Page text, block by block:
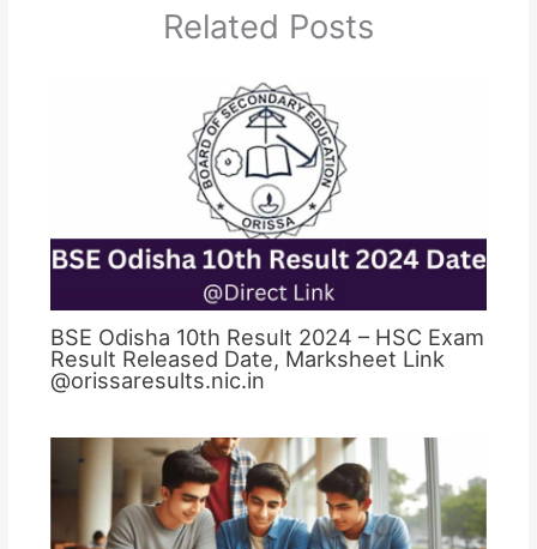
Related Posts
BSE Odisha 10th Result 2024 – HSC Exam
Result Released Date, Marksheet Link
@orissaresults.nic.in